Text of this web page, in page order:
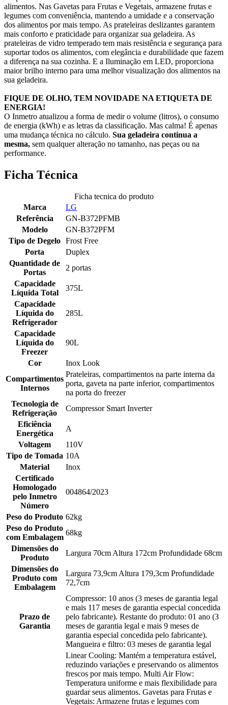
alimentos. Nas Gavetas para Frutas e Vegetais, armazene frutas e
legumes com conveniência, mantendo a umidade e a conservação
dos alimentos por mais tempo. As prateleiras deslizantes garantem
mais conforto e praticidade para organizar sua geladeira. As
prateleiras de vidro temperado tem mais resistência e segurança para
suportar todos os alimentos, com elegância e durabilidade que fazem
a diferença na sua cozinha. E a Iluminação em LED, proporciona
maior brilho interno para uma melhor visualização dos alimentos na
sua geladeira.
FIQUE DE OLHO, TEM NOVIDADE NA ETIQUETA DE
ENERGIA!
O Inmetro atualizou a forma de medir o volume (litros), o consumo
de energia (kWh) e as letras da classificação. Mas calma! É apenas
uma mudança técnica no cálculo. Sua geladeira continua a
mesma, sem qualquer alteração no tamanho, nas peças ou na
performance.
Ficha Técnica
Ficha tecnica do produto
Marca
LG
Referência
GN-B372PFMB
Modelo
GN-B372PFM
Tipo de Degelo Frost Free
Porta
Duplex
Quantidade de
Portas
2 portas
Capacidade
Líquida Total
375L
Capacidade
Líquida do
Refrigerador
285L
Capacidade
Líquida do
Freezer
90L
Cor
Inox Look
Compartimentos
Internos
Prateleiras, compartimentos na parte interna da
porta, gaveta na parte inferior, compartimentos
na porta do freezer
Tecnologia de
Refrigeração
Compressor Smart Inverter
Eficiência
Energética
A
Voltagem
110V
Tipo de Tomada 10A
Material
Inox
Certificado
Homologado
pelo Inmetro
Número
004864/2023
Peso do Produto 62kg
Peso do Produto
com Embalagem
68kg
Dimensões do
Produto
Largura 70cm Altura 172cm Profundidade 68cm
Dimensões do
Produto com
Embalagem
Largura 73,9cm Altura 179,3cm Profundidade
72,7cm
Prazo de
Garantia
Compressor: 10 anos (3 meses de garantia legal
e mais 117 meses de garantia especial concedida
pelo fabricante). Restante do produto: 01 ano (3
meses de garantia legal e mais 9 meses de
garantia especial concedida pelo fabricante).
Mangueira e filtro: 03 meses de garantia legal
Linear Cooling: Mantém a temperatura estável,
reduzindo variações e preservando os alimentos
frescos por mais tempo. Multi Air Flow:
Temperatura uniforme e mais flexibilidade para
guardar seus alimentos. Gavetas para Frutas e
Vegetais: Armazene frutas e legumes com